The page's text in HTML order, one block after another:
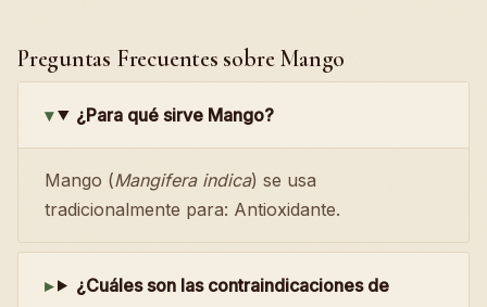
Preguntas Frecuentes sobre Mango
¿Para qué sirve Mango?
Mango (Mangifera indica) se usa
tradicionalmente para: Antioxidante.
¿Cuáles son las contraindicaciones de